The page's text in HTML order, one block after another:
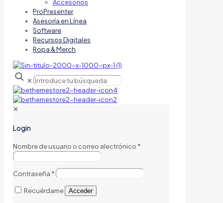
Accesorios
ProPresenter
Asesoría en Línea
Software
Recursos Digitales
Ropa & Merch
✕
✕
Login
Nombre de usuario o correo electrónico *
Contraseña *
Recuérdame Acceder